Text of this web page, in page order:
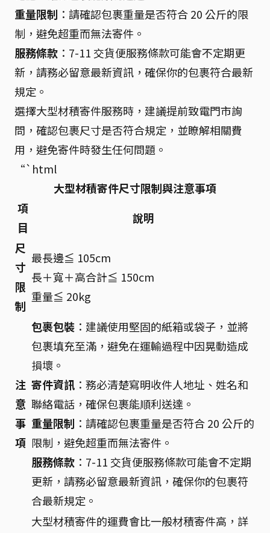
重量限制 ：請確認包裹重量是否符合 20 公斤的限
制，避免超重而無法寄件。
服務條款 ：7-11 交貨便服務條款可能會不定期更
新，請務必留意最新資訊，確保你的包裹符合最新
規定。
選擇大型材積寄件服務時，建議提前致電門市詢
問，確認包裹尺寸是否符合規定，並瞭解相關費
用，避免寄件時發生任何問題。
“`html
大型材積寄件尺寸限制與注意事項
項
目
說明
尺
寸
限
制
最長邊≦ 105cm
長＋寬＋高合計≦ 150cm
重量≦ 20kg
注
意
事
項
包裹包裝 ：建議使用堅固的紙箱或袋子，並將
包裹填充至滿，避免在運輸過程中因晃動造成
損壞。
寄件資訊 ：務必清楚寫明收件人地址、姓名和
聯絡電話，確保包裹能順利送達。
重量限制 ：請確認包裹重量是否符合 20 公斤的
限制，避免超重而無法寄件。
服務條款 ：7-11 交貨便服務條款可能會不定期
更新，請務必留意最新資訊，確保你的包裹符
合最新規定。
大型材積寄件的運費會比一般材積寄件高，詳